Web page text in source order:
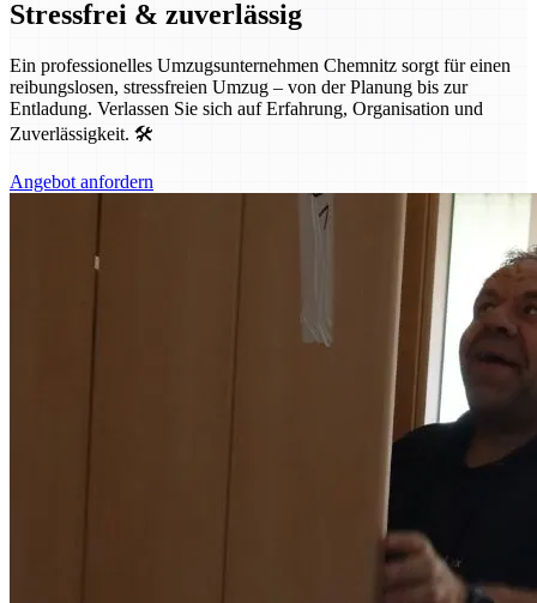
Stressfrei & zuverlässig
Ein professionelles Umzugsunternehmen Chemnitz sorgt für einen
reibungslosen, stressfreien Umzug – von der Planung bis zur
Entladung. Verlassen Sie sich auf Erfahrung, Organisation und
Zuverlässigkeit. 🛠️
Angebot anfordern